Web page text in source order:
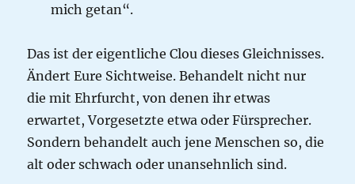
mich getan“.
Das ist der eigentliche Clou dieses Gleichnisses.
Ändert Eure Sichtweise. Behandelt nicht nur
die mit Ehrfurcht, von denen ihr etwas
erwartet, Vorgesetzte etwa oder Fürsprecher.
Sondern behandelt auch jene Menschen so, die
alt oder schwach oder unansehnlich sind.